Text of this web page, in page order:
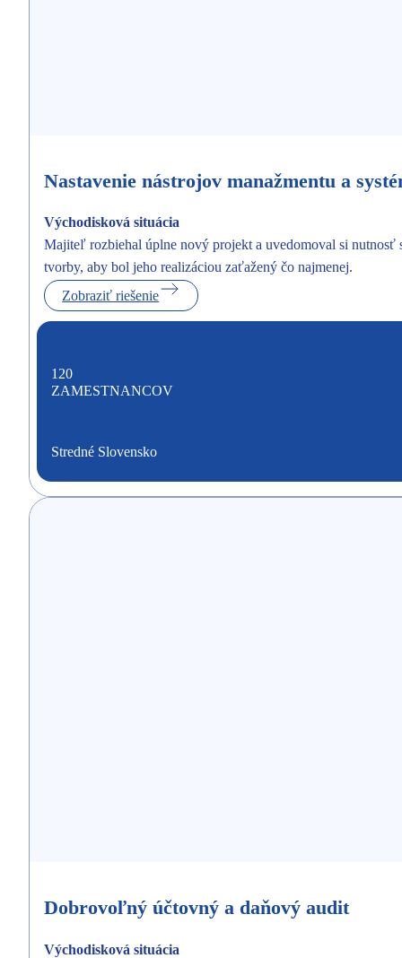
Nastavenie nástrojov manažmentu a
Východisková situácia
Majiteľ rozbiehal úplne nový projekt a uvedomoval si nutnosť
tvorby, aby bol jeho realizáciou zaťažený čo najmenej.
Zobraziť riešenie
120
ZAMESTNANCOV
Stredné Slovensko
Dobrovoľný účtovný a daňový audit
Východisková situácia